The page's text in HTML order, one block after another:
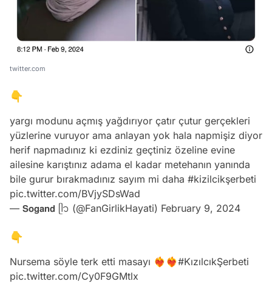
twitter.com
👇
yargı modunu açmış yağdırıyor çatır çutur gerçekleri
yüzlerine vuruyor ama anlayan yok hala napmişiz diyor
herif napmadınız ki ezdiniz geçtiniz özeline evine
ailesine karıştınız adama el kadar metehanın yanında
bile gurur bırakmadınız sayım mi daha #kizilcikşerbeti
pic.twitter.com/BVjySDsWad
— 𝗦𝗼𝗴𝗮𝗻𝗱 ᥫ᭡ (@FanGirlikHayati) February 9, 2024
👇
Nursema söyle terk etti masayı ❤️‍🔥❤️‍🔥#KızılcıkŞerbeti
pic.twitter.com/Cy0F9GMtlx